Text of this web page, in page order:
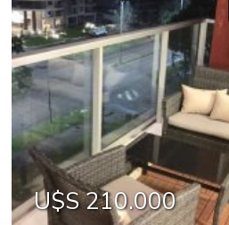
U$S 210.000